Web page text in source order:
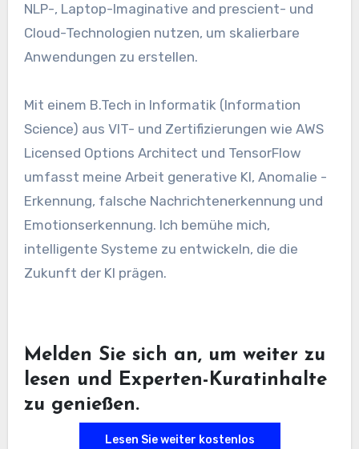
NLP-, Laptop-Imaginative and prescient- und
Cloud-Technologien nutzen, um skalierbare
Anwendungen zu erstellen.
Mit einem B.Tech in Informatik (Information
Science) aus VIT- und Zertifizierungen wie AWS
Licensed Options Architect und TensorFlow
umfasst meine Arbeit generative KI, Anomalie -
Erkennung, falsche Nachrichtenerkennung und
Emotionserkennung. Ich bemühe mich,
intelligente Systeme zu entwickeln, die die
Zukunft der KI prägen.
Melden Sie sich an, um weiter zu
lesen und Experten-Kuratinhalte
zu genießen.
Lesen Sie weiter kostenlos